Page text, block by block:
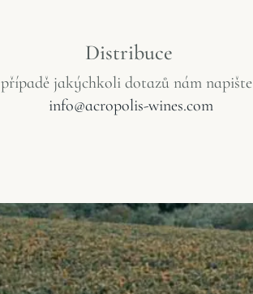
Distribuce
případě jakýchkoli dotazů nám napište
info@acropolis-wines.com